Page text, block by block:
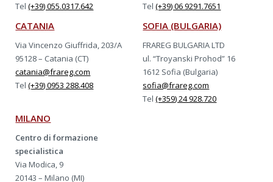
Tel(+39) 055.0317.642
Tel(+39) 06 9291.7651
CATANIA
Via Vincenzo Giuffrida, 203/A
95128 – Catania (CT)
catania@frareg.com
Tel(+39) 0953 288.408
SOFIA (BULGARIA)
FRAREG BULGARIA LTD
ul. “Troyanski Prohod” 16
1612 Sofia (Bulgaria)
sofia@frareg.com
Tel(+359) 24 928.720
MILANO
Centro di formazione
specialistica
Via Modica, 9
20143 – Milano (MI)